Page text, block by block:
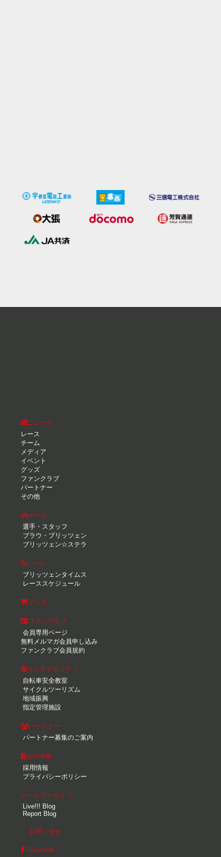
ニュース
レース
チーム
メディア
イベント
グッズ
ファンクラブ
パートナー
その他
チーム
選手・スタッフ
ブラウ・ブリッツェン
ブリッツェン☆ステラ
レース
ブリッツェンタイムス
レーススケジュール
グッズ
ファンクラブ
会員専用ページ
無料メルマガ会員申し込み
ファンクラブ会員規約
サステナビリティ
自転車安全教室
サイクルツーリズム
地域振興
指定管理施設
パートナー
パートナー募集のご案内
会社情報
採用情報
プライバシーポリシー
レースアーカイブ
Live!!! Blog
Report Blog
お問い合せ
Facebook